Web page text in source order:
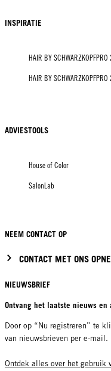
INSPIRATIE
HAIR BY SCHWARZKOPFPRO
HAIR BY SCHWARZKOPFPRO
ADVIESTOOLS
House of Color
SalonLab
NEEM CONTACT OP
CONTACT MET ONS
NIEUWSBRIEF
Ontvang het laatste nieuws
Door op “Nu registreren” te
van nieuwsbrieven per e-mail.
Ontdek alles over het gebruik